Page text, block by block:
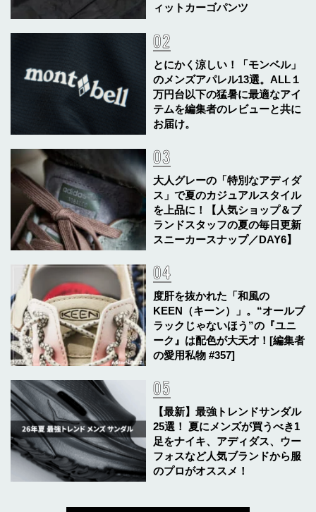
ィットカーゴパンツ
とにかく涼しい！「モンベル」
のメンズアパレル13選。ALL１
万円台以下の猛暑に最適なアイ
テムを編集者のレビューと共に
お届け。
大人グレーの「特別なアディダ
ス」で夏のカジュアルスタイル
を上品に！【人気ショップ＆ブ
ランドスタッフの夏の毎日更新
スニーカースナップ／DAY6】
度肝を抜かれた「和風の
KEEN（キーン）」。“オールブ
ラックじゃないほう”の『ユニ
ーク』は配色が大天才！[編集者
の愛用私物 #357]
【最新】最強トレンドサンダル
25選！ 夏にメンズが買うべき1
足をナイキ、アディダス、ウー
フォスなど人気ブランドから服
のプロがオススメ！